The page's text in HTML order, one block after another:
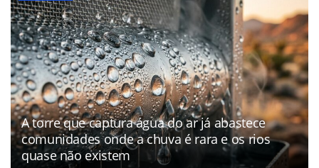
A torre que captura água do ar já abastece
comunidades onde a chuva é rara e os rios
quase não existem